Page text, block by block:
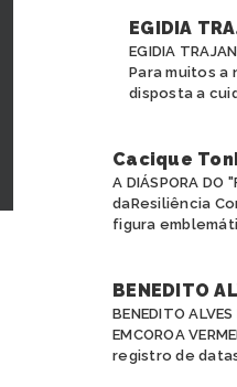
EGIDIA
EGIDIA
Para muitos a
disposta a
Cacique
A DIÁSPORA DO
daResiliência
figura
BENEDITO
BENEDITO
EMCOROA
registro de